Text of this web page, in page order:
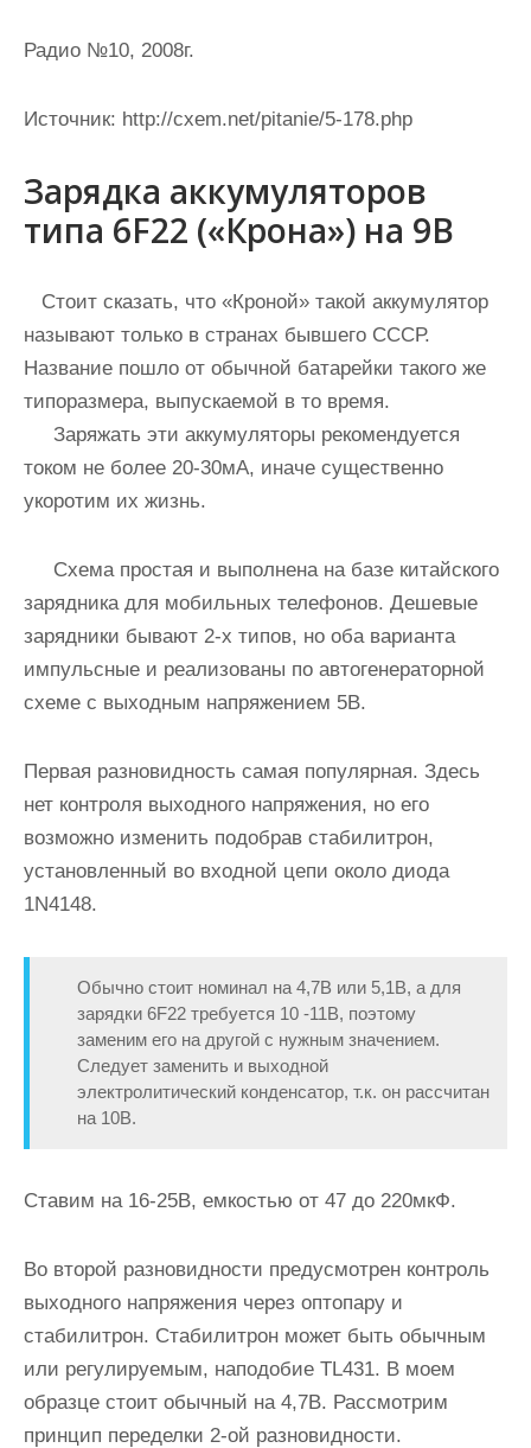
Радио №10, 2008г.
Источник: http://cxem.net/pitanie/5-178.php
Зарядка аккумуляторов
типа 6F22 («Крона») на 9В
Стоит сказать, что «Кроной» такой аккумулятор
называют только в странах бывшего СССР.
Название пошло от обычной батарейки такого же
типоразмера, выпускаемой в то время.
Заряжать эти аккумуляторы рекомендуется
током не более 20-30мА, иначе существенно
укоротим их жизнь.
Схема простая и выполнена на базе китайского
зарядника для мобильных телефонов. Дешевые
зарядники бывают 2-х типов, но оба варианта
импульсные и реализованы по автогенераторной
схеме с выходным напряжением 5В.
Первая разновидность самая популярная. Здесь
нет контроля выходного напряжения, но его
возможно изменить подобрав стабилитрон,
установленный во входной цепи около диода
1N4148.
Обычно стоит номинал на 4,7В или 5,1В, а для
зарядки 6F22 требуется 10 -11В, поэтому
заменим его на другой с нужным значением.
Следует заменить и выходной
электролитический конденсатор, т.к. он рассчитан
на 10В.
Ставим на 16-25В, емкостью от 47 до 220мкФ.
Во второй разновидности предусмотрен контроль
выходного напряжения через оптопару и
стабилитрон. Стабилитрон может быть обычным
или регулируемым, наподобие TL431. В моем
образце стоит обычный на 4,7В. Рассмотрим
принцип переделки 2-ой разновидности.